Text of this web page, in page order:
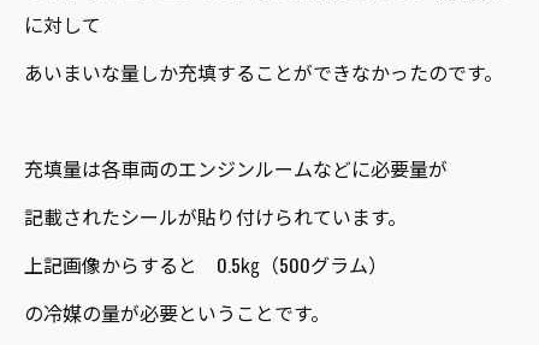
に対して
あいまいな量しか充填することができなかったのです。
充填量は各車両のエンジンルームなどに必要量が
記載されたシールが貼り付けられています。
上記画像からすると 0.5㎏（500グラム）
の冷媒の量が必要ということです。